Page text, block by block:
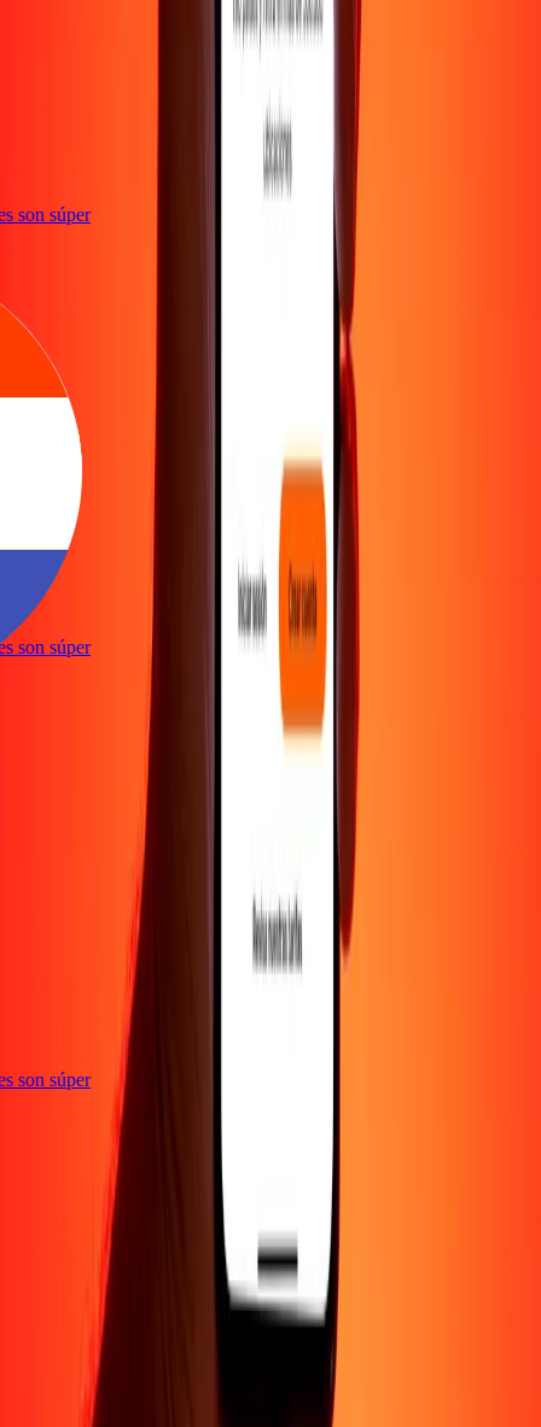
son súper
son súper
son súper
Blog PromocionesSeguridad
Transferencia internacional de dineroCorporativo
Conviértete en promotor
Política de privacidad
Términos y
condiciones
Centro de ayuda